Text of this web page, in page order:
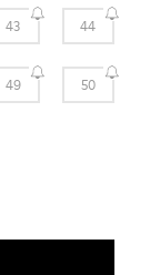
43 44
49 50